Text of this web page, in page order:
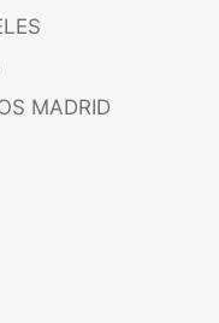
MADRID